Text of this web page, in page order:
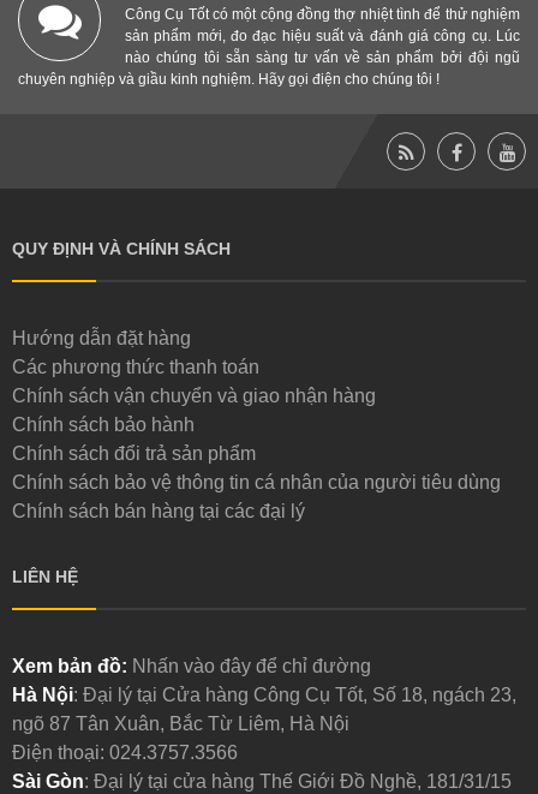
Công Cụ Tốt có một cộng đồng thợ nhiệt tình để thử nghiệm
sản phẩm mới, đo đạc hiệu suất và đánh giá công cụ. Lúc
nào chúng tôi sẵn sàng tư vấn về sản phẩm bởi đội ngũ
chuyên nghiệp và giầu kinh nghiệm. Hãy gọi điện cho chúng tôi !
QUY ĐỊNH VÀ CHÍNH SÁCH
Hướng dẫn đặt hàng
Các phương thức thanh toán
Chính sách vận chuyển và giao nhận hàng
Chính sách bảo hành
Chính sách đổi trả sản phẩm
Chính sách bảo vệ thông tin cá nhân của người tiêu dùng
Chính sách bán hàng tại các đại lý
LIÊN HỆ
Xem bản đồ: Nhấn vào đây để chỉ đường
Hà Nội: Đại lý tại Cửa hàng Công Cụ Tốt, Số 18, ngách 23,
ngõ 87 Tân Xuân, Bắc Từ Liêm, Hà Nội
Điện thoại: 024.3757.3566
Sài Gòn: Đại lý tại cửa hàng Thế Giới Đồ Nghề, 181/31/15